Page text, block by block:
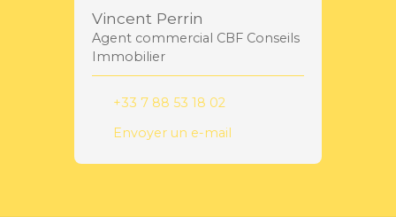
Vincent Perrin
Agent commercial CBF Conseils
Immobilier
+33 7 88 53 18 02
Envoyer un e-mail